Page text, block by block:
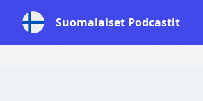
Suomalaiset Podcastit